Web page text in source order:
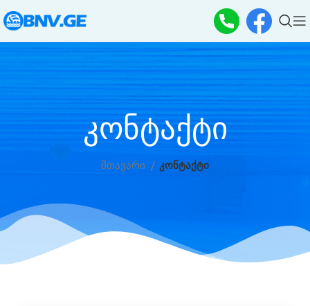
კონტაქტი
მთავარი კონტაქტი